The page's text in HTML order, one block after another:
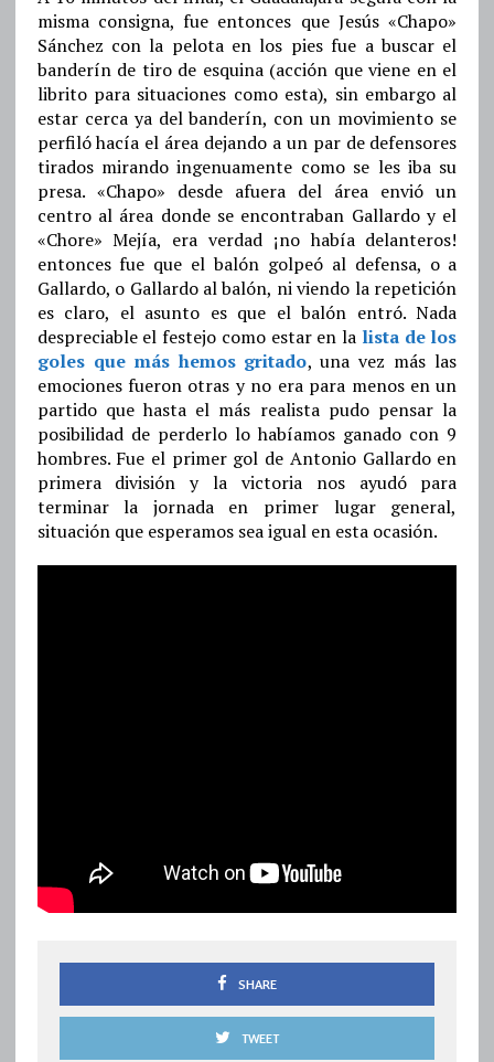
misma consigna, fue entonces que Jesús «Chapo»
Sánchez con la pelota en los pies fue a buscar el
banderín de tiro de esquina (acción que viene en el
librito para situaciones como esta), sin embargo al
estar cerca ya del banderín, con un movimiento se
perfiló hacía el área dejando a un par de defensores
tirados mirando ingenuamente como se les iba su
presa. «Chapo» desde afuera del área envió un
centro al área donde se encontraban Gallardo y el
«Chore» Mejía, era verdad ¡no había delanteros!
entonces fue que el balón golpeó al defensa, o a
Gallardo, o Gallardo al balón, ni viendo la repetición
es claro, el asunto es que el balón entró. Nada
despreciable el festejo como estar en la lista de los
goles que más hemos gritado, una vez más las
emociones fueron otras y no era para menos en un
partido que hasta el más realista pudo pensar la
posibilidad de perderlo lo habíamos ganado con 9
hombres. Fue el primer gol de Antonio Gallardo en
primera división y la victoria nos ayudó para
terminar la jornada en primer lugar general,
situación que esperamos sea igual en esta ocasión.
SHARE
TWEET